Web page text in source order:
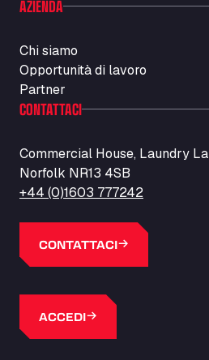
AZIENDA
Chi siamo
Opportunità di lavoro
Partner
CONTATTACI
Commercial House, Laundry
Norfolk NR13 4SB
+44 (0)1603 777242
CONTATTACI
ACCEDI